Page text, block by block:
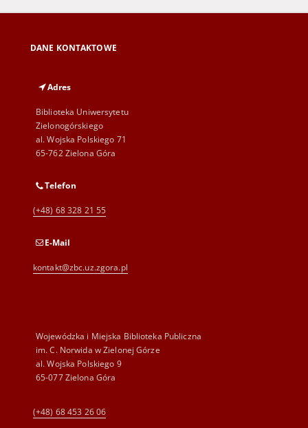
DANE KONTAKTOWE
Adres
Biblioteka Uniwersytetu
Zielonogórskiego
al. Wojska Polskiego 71
65-762 Zielona Góra
Telefon
(+48) 68 328 21 55
E-Mail
kontakt@zbc.uz.zgora.pl
Wojewódzka i Miejska Biblioteka Publiczna
im. C. Norwida w Zielonej Górze
al. Wojska Polskiego 9
65-077 Zielona Góra
(+48) 68 453 26 06